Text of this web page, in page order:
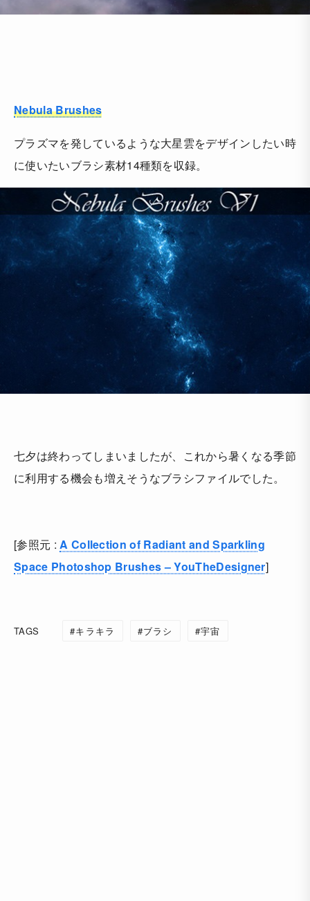
Nebula Brushes
プラズマを発しているような大星雲をデザインしたい時
に使いたいブラシ素材14種類を収録。
七夕は終わってしまいましたが、これから暑くなる季節
に利用する機会も増えそうなブラシファイルでした。
[参照元 :A Collection of Radiant and Sparkling
Space Photoshop Brushes – YouTheDesigner]
TAGS キラキラ ブラシ 宇宙